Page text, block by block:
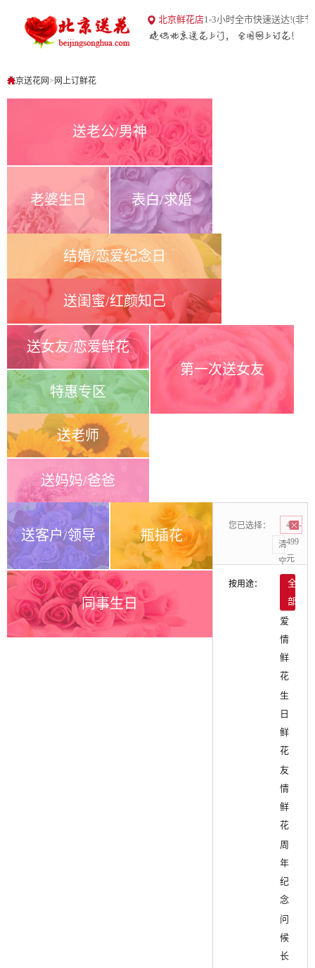
北京送花网
北京鲜花店1-3小时全市快速送达!(非
北京送花网> 网上订鲜花
送老公/男神
老婆生日 表白/求婚
结婚/恋爱纪念日
送闺蜜/红颜知己
送女友/恋爱鲜花
特惠专区
第一次送女友
送老师
送妈妈/爸爸
送客户/领导 瓶插花
同事生日
您已选择：
400-
499
元
清
空
按用途：
全
部
爱
情
鲜
花
生
日
鲜
花
友
情
鲜
花
周
年
纪
念
问
候
长